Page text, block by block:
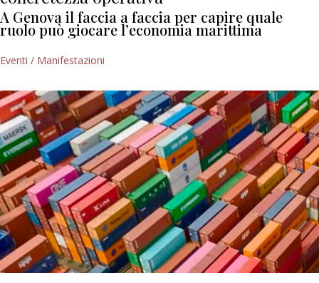
A Genova il faccia a faccia per capire quale
ruolo può giocare l’economia marittima
Eventi / Manifestazioni